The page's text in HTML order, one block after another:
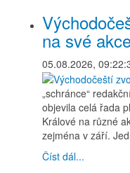
na své
05.08.2026,
„schránce“
objevila celá řada
Králové na různé
zejména v září.
Číst dál...